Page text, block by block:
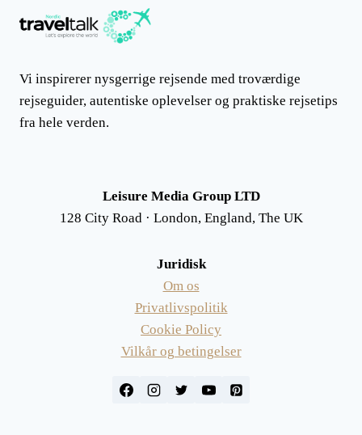
PÅ
DE
Vi inspirerer nysgerrige rejsende med troværdige
rejseguider, autentiske oplevelser og praktiske rejsetips
fra hele verden.
Leisure Media Group LTD
128 City Road · London, England, The UK
Juridisk
Om os
Privatlivspolitik
Cookie Policy
Vilkår og betingelser